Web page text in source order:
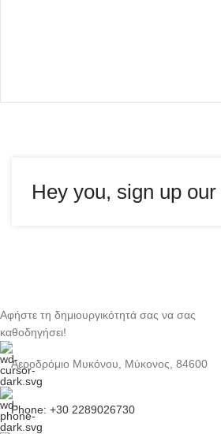
Hey you, sign up
Αφήστε τη δημιουργικότητά σας να σας
καθοδηγήσει!
Αεροδρόμιο Μυκόνου, Μύκονος, 84600
Phone: +30 2289026730